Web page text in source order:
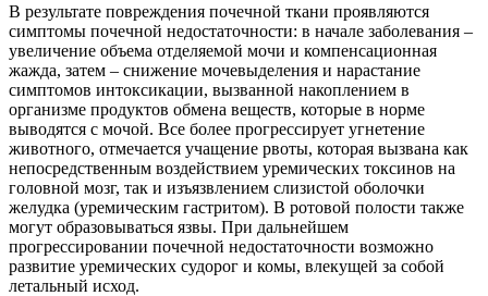
В результате повреждения почечной ткани проявляются
симптомы почечной недостаточности: в начале заболевания –
увеличение объема отделяемой мочи и компенсационная
жажда, затем – снижение мочевыделения и нарастание
симптомов интоксикации, вызванной накоплением в
организме продуктов обмена веществ, которые в норме
выводятся с мочой. Все более прогрессирует угнетение
животного, отмечается учащение рвоты, которая вызвана как
непосредственным воздействием уремических токсинов на
головной мозг, так и изъязвлением слизистой оболочки
желудка (уремическим гастритом). В ротовой полости также
могут образовываться язвы. При дальнейшем
прогрессировании почечной недостаточности возможно
развитие уремических судорог и комы, влекущей за собой
летальный исход.